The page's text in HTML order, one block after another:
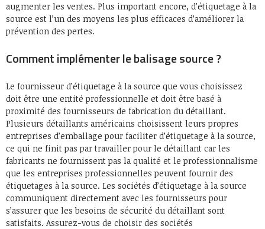
augmenter les ventes. Plus important encore, d’étiquetage à la
source est l’un des moyens les plus efficaces d’améliorer la
prévention des pertes.
Comment implémenter le balisage source ?
Le fournisseur d’étiquetage à la source que vous choisissez
doit être une entité professionnelle et doit être basé à
proximité des fournisseurs de fabrication du détaillant.
Plusieurs détaillants américains choisissent leurs propres
entreprises d’emballage pour faciliter d’étiquetage à la source,
ce qui ne finit pas par travailler pour le détaillant car les
fabricants ne fournissent pas la qualité et le professionnalisme
que les entreprises professionnelles peuvent fournir des
étiquetages à la source. Les sociétés d’étiquetage à la source
communiquent directement avec les fournisseurs pour
s’assurer que les besoins de sécurité du détaillant sont
satisfaits. Assurez-vous de choisir des sociétés